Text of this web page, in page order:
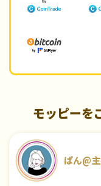
モッピーを
ぱん@